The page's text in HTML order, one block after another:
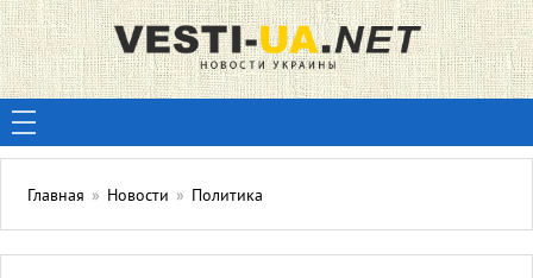
Главная » Новости » Политика